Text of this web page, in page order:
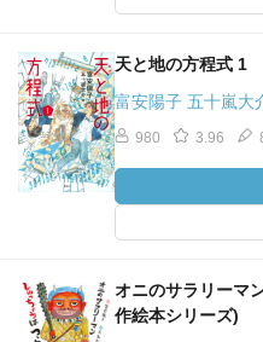
天と地の方程式 1
富安陽子 五十嵐大
980 3.96
オニのサラリーマ
作絵本シリーズ)